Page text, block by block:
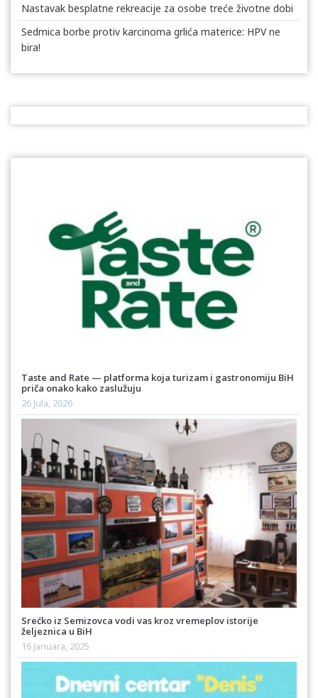
Nastavak besplatne rekreacije za osobe treće životne dobi
Sedmica borbe protiv karcinoma grlića materice: HPV ne
bira!
Taste and Rate — platforma koja turizam i gastronomiju BiH
priča onako kako zaslužuju
26 Jula, 2026
Srećko iz Semizovca vodi vas kroz vremeplov istorije
željeznica u BiH
16 Januara, 2025